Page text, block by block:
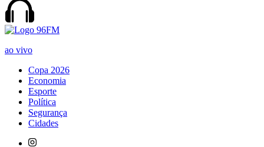
ao vivo
Copa 2026
Economia
Esporte
Política
Segurança
Cidades